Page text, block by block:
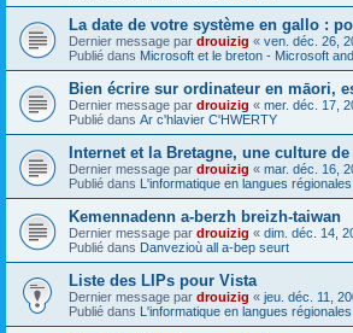
La date de votre système en gallo :
Dernier message par drouizig « ven. déc. 26,
Publié dans Microsoft et le breton - Microsoft
Bien écrire sur ordinateur en māori,
Dernier message par drouizig « mer. déc. 17,
Publié dans Ar c'hlavier C'HWERTY
Internet et la Bretagne, une culture de
Dernier message par drouizig « mar. déc. 16,
Publié dans L'informatique en langues
Kemennadenn a-berzh breizh-taiwan
Dernier message par drouizig « dim. déc. 14,
Publié dans Danvezioù all a-bep seurt
Liste des LIPs pour Vista
Dernier message par drouizig « jeu. déc. 11,
Publié dans L'informatique en langues